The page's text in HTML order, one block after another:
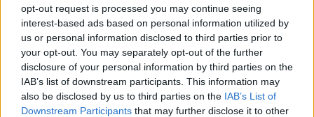
opt-out request is processed you may continue seeing
interest-based ads based on personal information utilized by
us or personal information disclosed to third parties prior to
your opt-out. You may separately opt-out of the further
disclosure of your personal information by third parties on the
IAB’s list of downstream participants. This information may
also be disclosed by us to third parties on the IAB’s List of
Downstream Participants that may further disclose it to other
Vasból vert katonák
Atlasz, hanyatlasz